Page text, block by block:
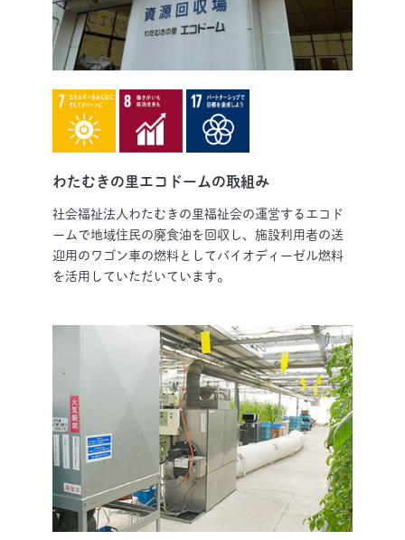
わたむきの里エコドームの取組み
社会福祉法人わたむきの里福祉会の運営するエコド
ームで地域住民の廃食油を回収し、施設利用者の送
迎用のワゴン車の燃料としてバイオディーゼル燃料
を活用していただいています。